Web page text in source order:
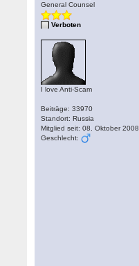
General Counsel
Verboten
I love Anti-Scam
Beiträge: 33970
Standort: Russia
Mitglied seit: 08. Oktober 2008
Geschlecht: